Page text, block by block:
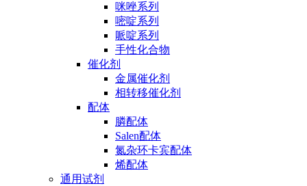
咪唑系列
嘧啶系列
哌啶系列
手性化合物
催化剂
金属催化剂
相转移催化剂
配体
膦配体
Salen配体
氮杂环卡宾配体
烯配体
通用试剂